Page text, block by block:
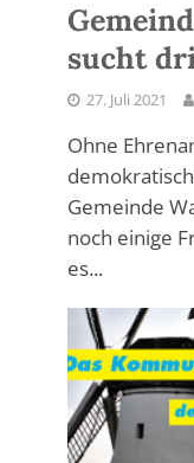
sucht
27. Juli 2021
Ohne
Gemeinde
noch einige
es...